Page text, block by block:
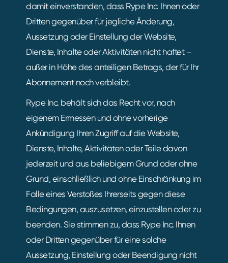
damit einverstanden, dass Rype Inc. Ihnen oder
Dritten gegenüber für jegliche Änderung,
Aussetzung oder Einstellung der Website,
Dienste, Inhalte oder Aktivitäten nicht haftet –
außer in Höhe des anteiligen Betrags, der für Ihr
Abonnement noch verbleibt.
Rype Inc. behält sich das Recht vor, nach
eigenem Ermessen und ohne vorherige
Ankündigung Ihren Zugriff auf die Website,
Dienste, Inhalte, Aktivitäten oder Teile davon
jederzeit und aus beliebigem Grund oder ohne
Grund, einschließlich und ohne Einschränkung im
Falle eines Verstoßes Ihrerseits gegen diese
Bedingungen, auszusetzen, einzustellen oder zu
beenden. Sie stimmen zu, dass Rype Inc. Ihnen
oder Dritten gegenüber für eine solche
Aussetzung, Einstellung oder Beendigung nicht